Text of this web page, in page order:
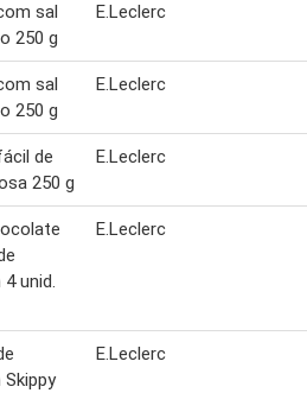
sal
250 g
E.Leclerc
sal
250 g
E.Leclerc
de
250 g
E.Leclerc
unid.
E.Leclerc
E.Leclerc